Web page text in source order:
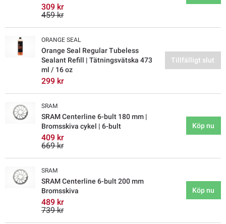
309 kr
459 kr
ORANGE SEAL
Orange Seal Regular Tubeless
Sealant Refill | Tätningsvätska 473
ml / 16 oz
299 kr
Tillfälligt slut
SRAM
SRAM Centerline 6-bult 180 mm |
Bromsskiva cykel | 6-bult
409 kr
669 kr
Köp nu
SRAM
SRAM Centerline 6-bult 200 mm
Bromsskiva
489 kr
739 kr
Köp nu